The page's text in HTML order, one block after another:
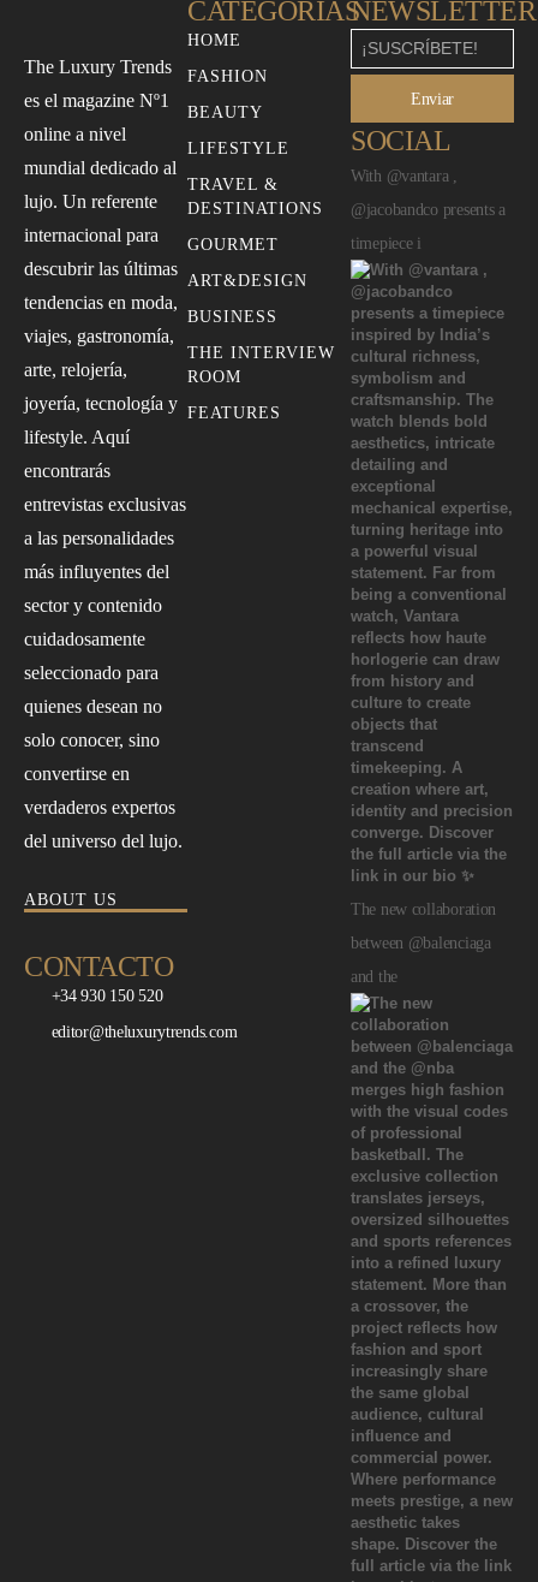
The Luxury Trends
es el magazine Nº1
online a nivel
mundial dedicado al
lujo. Un referente
internacional para
descubrir las últimas
tendencias en moda,
viajes, gastronomía,
arte, relojería,
joyería, tecnología y
lifestyle. Aquí
encontrarás
entrevistas exclusivas
a las personalidades
más influyentes del
sector y contenido
cuidadosamente
seleccionado para
quienes desean no
solo conocer, sino
convertirse en
verdaderos expertos
del universo del lujo.
ABOUT US
CONTACTO
+34 930 150 520
editor@theluxurytrends.com
CATEGORÍAS
HOME
FASHION
BEAUTY
LIFESTYLE
TRAVEL &
DESTINATIONS
GOURMET
ART&DESIGN
BUSINESS
THE INTERVIEW
ROOM
FEATURES
NEWSLETTER
Enviar
SOCIAL
With @vantara ,
@jacobandco presents a
timepiece i
The new collaboration
between @balenciaga
and the